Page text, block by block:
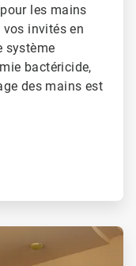
les mains
invités en
système
bactéricide,
des mains est